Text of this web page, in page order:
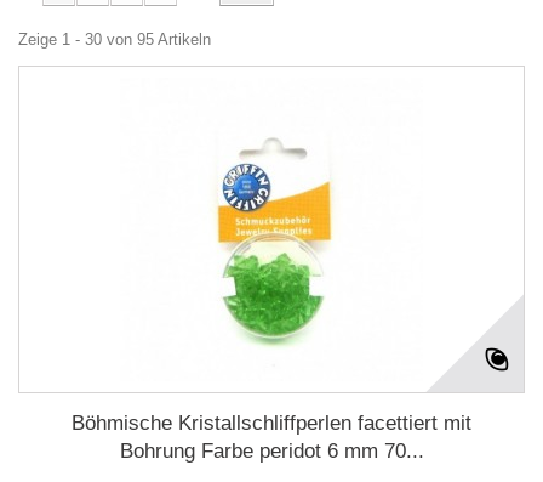
Zeige 1 - 30 von 95 Artikeln
Böhmische Kristallschliffperlen facettiert mit
Bohrung Farbe peridot 6 mm 70...